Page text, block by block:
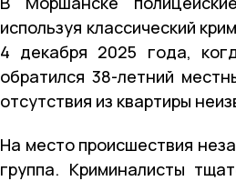
используя классический
4 декабря 2025 года,
обратился 38-летний
отсутствия из квартиры
На место происшествия
группа. Криминалисты